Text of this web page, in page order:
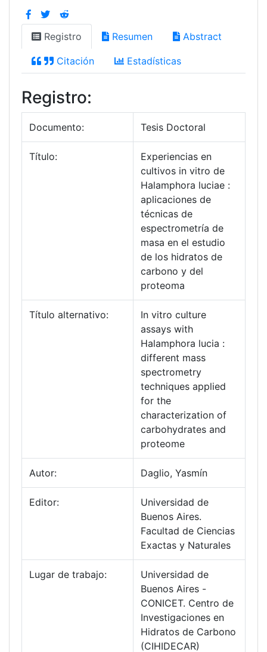
Registro Resumen Abstract
Citación Estadísticas
Registro:
Documento: Tesis Doctoral
Título:
Experiencias en
cultivos in vitro de
Halamphora luciae :
aplicaciones de
técnicas de
espectrometría de
masa en el estudio
de los hidratos de
carbono y del
proteoma
Título alternativo:
In vitro culture
assays with
Halamphora lucia :
different mass
spectrometry
techniques applied
for the
characterization of
carbohydrates and
proteome
Autor: Daglio, Yasmín
Editor:
Universidad de
Buenos Aires.
Facultad de Ciencias
Exactas y Naturales
Lugar de trabajo:
Universidad de
Buenos Aires -
CONICET. Centro de
Investigaciones en
Hidratos de Carbono
(CIHIDECAR)